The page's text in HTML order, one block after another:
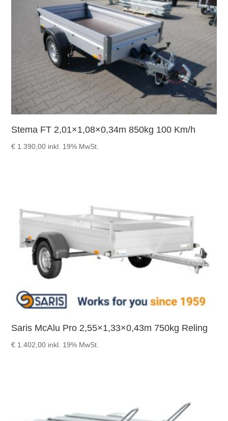
Stema FT 2,01×1,08×0,34m 850kg 100 Km/h
€ 1.390,00 inkl. 19% MwSt.
Saris McAlu Pro 2,55×1,33×0,43m 750kg Reling
€ 1.402,00 inkl. 19% MwSt.